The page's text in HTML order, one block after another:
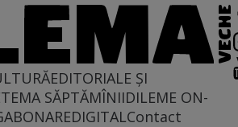
EDITORIALE ȘI
TEMA SĂPTĂMÎNIIDILEME ON-
ABONAREDIGITALContact